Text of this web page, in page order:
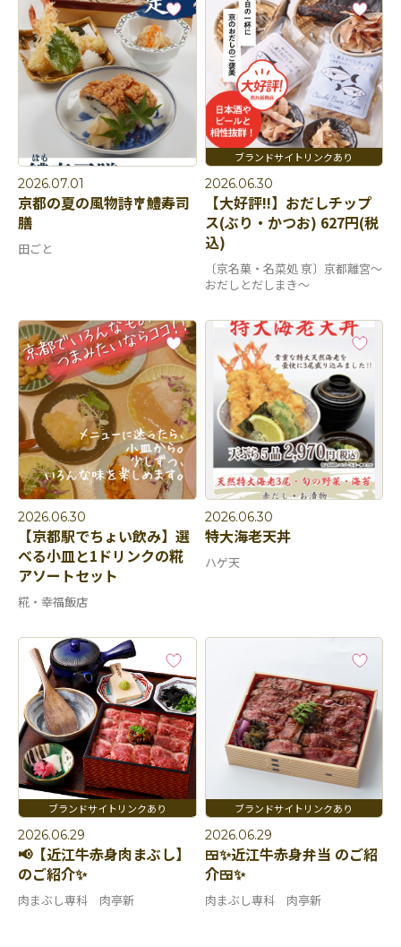
2026.07.01
京都の夏の風物詩🎐鱧寿司
膳
田ごと
2026.06.30
【大好評!!】おだしチップ
ス(ぶり・かつお) 627円(税
込)
〔京名菓・名菜処 亰〕京都離宮～
おだしとだしまき～
2026.06.30
【京都駅でちょい飲み】選
べる小皿と1ドリンクの糀
アソートセット
糀・幸福飯店
2026.06.30
特大海老天丼
ハゲ天
2026.06.29
📢【近江牛赤身肉まぶし】
のご紹介✨
肉まぶし専科 肉亭新
2026.06.29
🍱✨近江牛赤身弁当 のご紹
介🍱✨
肉まぶし専科 肉亭新